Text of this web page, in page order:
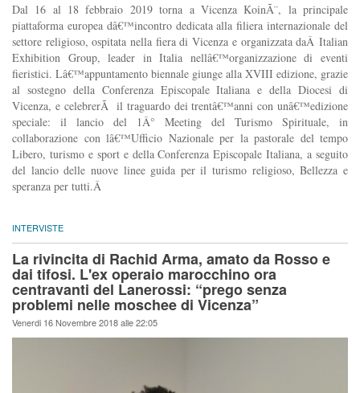
Dal 16 al 18 febbraio 2019 torna a Vicenza KoinÃ¨, la principale
piattaforma europea dâ€™incontro dedicata alla filiera internazionale del
settore religioso, ospitata nella fiera di Vicenza e organizzata daÂ Italian
Exhibition Group, leader in Italia nellâ€™organizzazione di eventi
fieristici. Lâ€™appuntamento biennale giunge alla XVIII edizione, grazie
al sostegno della Conferenza Episcopale Italiana e della Diocesi di
Vicenza, e celebrerÃ il traguardo dei trentâ€™anni con unâ€™edizione
speciale: il lancio del 1Â° Meeting del Turismo Spirituale, in
collaborazione con lâ€™Ufficio Nazionale per la pastorale del tempo
Libero, turismo e sport e della Conferenza Episcopale Italiana, a seguito
del lancio delle nuove linee guida per il turismo religioso, Bellezza e
speranza per tutti.Â
INTERVISTE
La rivincita di Rachid Arma, amato da Rosso e
dai tifosi. L'ex operaio marocchino ora
centravanti del Lanerossi: “prego senza
problemi nelle moschee di Vicenza”
Venerdi 16 Novembre 2018 alle 22:05